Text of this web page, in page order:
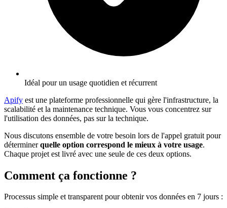
Idéal pour un usage quotidien et récurrent
Apify est une plateforme professionnelle qui gère l'infrastructure, la
scalabilité et la maintenance technique. Vous vous concentrez sur
l'utilisation des données, pas sur la technique.
Nous discutons ensemble de votre besoin lors de l'appel gratuit pour
déterminerquelle option correspond le mieux à votre usage.
Chaque projet est livré avec une seule de ces deux options.
Comment ça fonctionne ?
Processus simple et transparent pour obtenir vos données en 7 jours :